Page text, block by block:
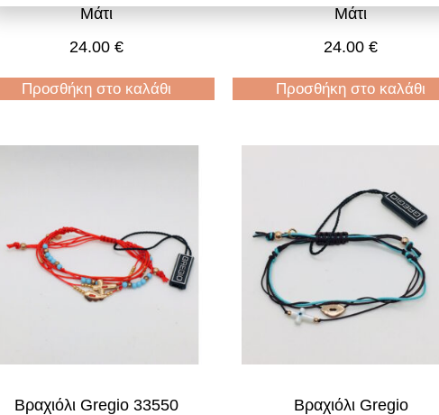
Μάτι
24.00 €
Προσθήκη στο καλάθι
Μάτι
24.00€
Προσθήκη στο καλάθι
Βραχιόλι Gregio 33550 Βραχιόλι Gregio